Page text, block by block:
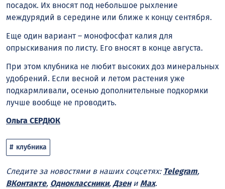
посадок. Их вносят под небольшое рыхление
междурядий в середине или ближе к концу сентября.
Еще один вариант – монофосфат калия для
опрыскивания по листу. Его вносят в конце августа.
При этом клубника не любит высоких доз минеральных
удобрений. Если весной и летом растения уже
подкармливали, осенью дополнительные подкормки
лучше вообще не проводить.
Ольга СЕРДЮК
клубника
Следите за новостями в наших соцсетях: Telegram,
ВКонтакте, Одноклассники, Дзени Max.